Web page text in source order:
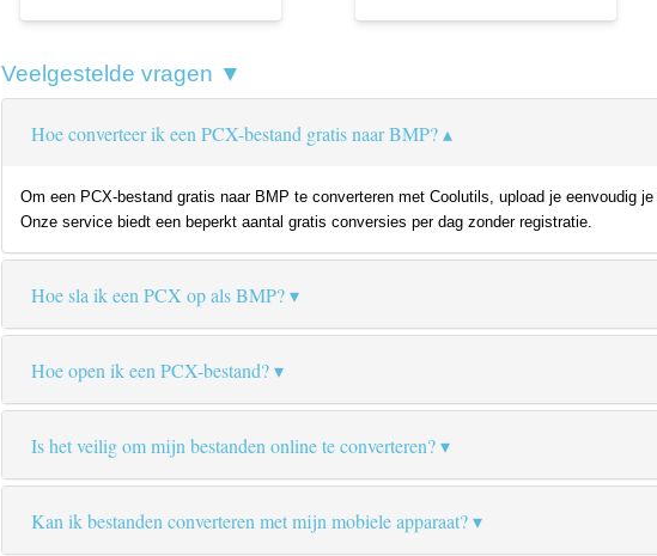
Veelgestelde vragen ▼
Hoe converteer ik een PCX-bestand gratis naar BMP?
Om een PCX-bestand gratis naar BMP te converteren met Coolutils, upload je eenvoudig
Onze service biedt een beperkt aantal gratis conversies per dag zonder registratie.
Hoe sla ik een PCX op als BMP?
Hoe open ik een PCX-bestand?
Is het veilig om mijn bestanden online te converteren?
Kan ik bestanden converteren met mijn mobiele apparaat?